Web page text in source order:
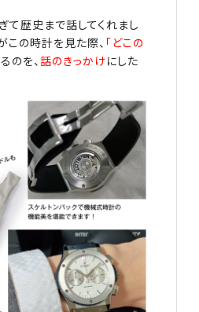
て歴史まで話してくれまし
この時計を見た際、 「どこの
のを、 話のきっかけにした